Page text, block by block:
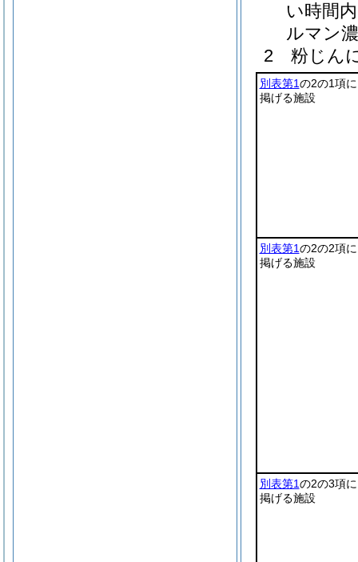
い時間
ルマン
2 粉じん
別表第1の2の1項に
掲げる施設
別表第1の2の2項に
掲げる施設
別表第1の2の3項に
掲げる施設